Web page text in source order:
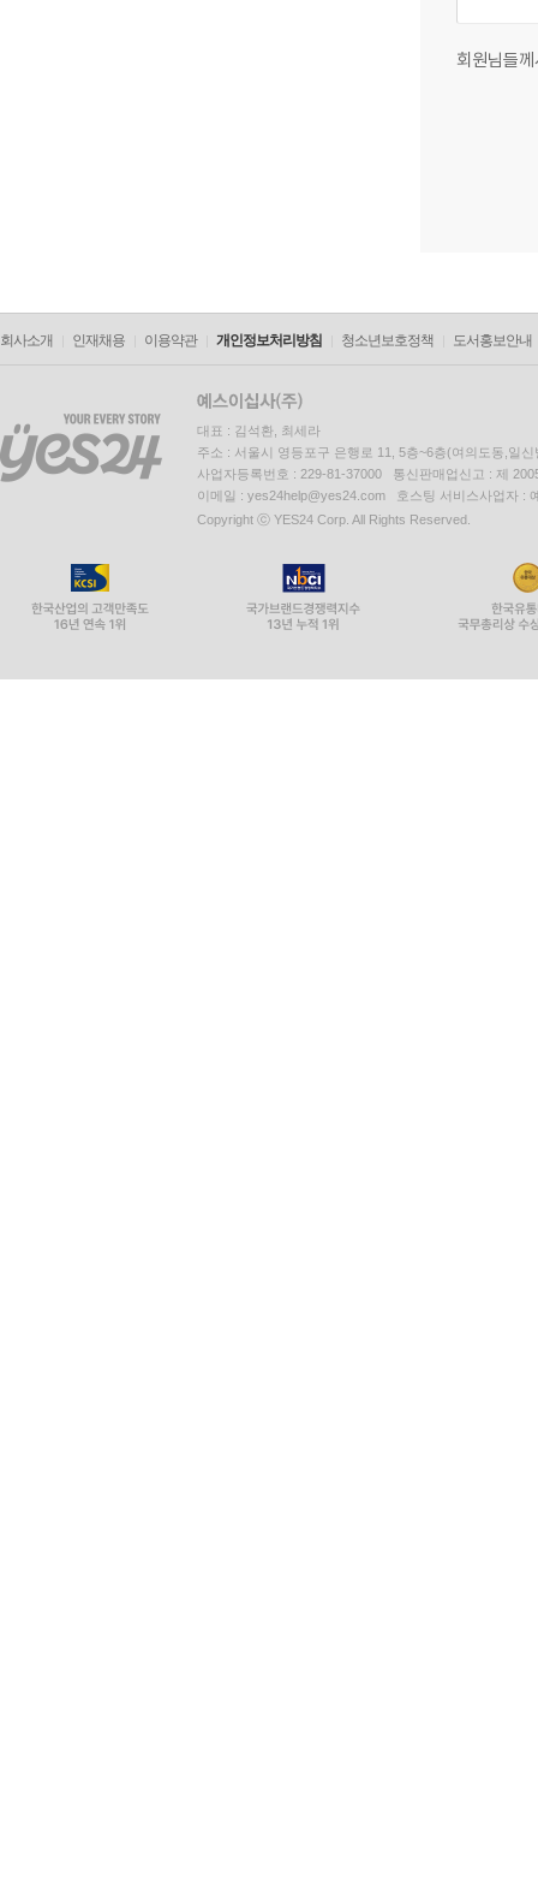
회원님들
회사소개 인재채용 이용약관 개인정보처리방침 청소년보호정책 도서홍보안내
대표 : 김석환, 최세라
주소 : 서울시 영등포구 은행로 11, 5층~6층(여의도동,일신
사업자등록번호 : 229-81-37000 통신판매업신고 : 제
이메일 : yes24help@yes24.com 호스팅 서비스사업자 :
Copyright ⓒ YES24 Corp. All Rights Reserved.